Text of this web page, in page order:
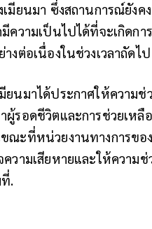
มียนมา ซึ่งสถานการณ์ยังค
มีความเป็นไปได้ที่จะเกิดก
งต่อเนื่องในช่วงเวลาถัดไป
ยนมาได้ประกาศให้ความช่
ผู้รอดชีวิตและการช่วยเหลื
ณะที่หน่วยงานทางการของ
จความเสียหายและให้ความ
ที่.